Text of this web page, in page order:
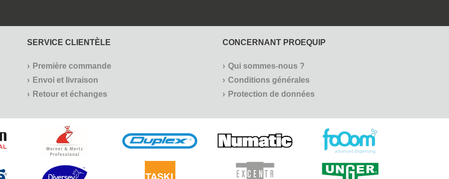
SERVICE CLIENTÈLE
Première commande
Envoi et livraison
Retour et échanges
CONCERNANT PROEQUIP
Qui sommes-nous ?
Conditions générales
Protection de données